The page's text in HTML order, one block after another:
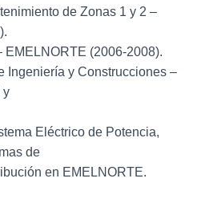
de Zonas 1 y 2 –
EMELNORTE (2006-2008).
Ingeniería y Construcciones –
y
Eléctrico de Potencia,
de
en EMELNORTE.